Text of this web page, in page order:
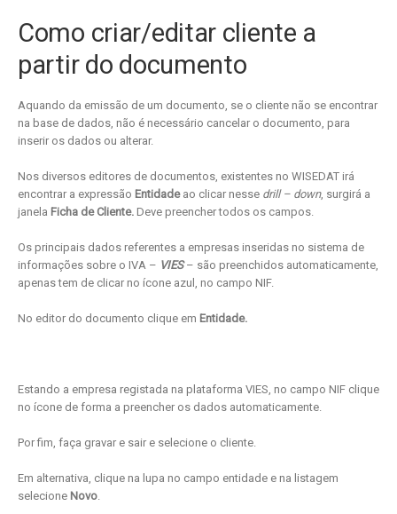
Como criar/editar cliente a
partir do documento
Aquando da emissão de um documento, se o cliente não se encontrar
na base de dados, não é necessário cancelar o documento, para
inserir os dados ou alterar.
Nos diversos editores de documentos, existentes no WISEDAT irá
encontrar a expressão Entidadeao clicar nesse drill – down, surgirá a
janela Ficha de Cliente. Deve preencher todos os campos.
Os principais dados referentes a empresas inseridas no sistema de
informações sobre o IVA – VIES– são preenchidos automaticamente,
apenas tem de clicar no ícone azul, no campo NIF.
No editor do documento clique em Entidade.
Estando a empresa registada na plataforma VIES, no campo NIF clique
no ícone de forma a preencher os dados automaticamente.
Por fim, faça gravar e sair e selecione o cliente.
Em alternativa, clique na lupa no campo entidade e na listagem
selecione Novo.